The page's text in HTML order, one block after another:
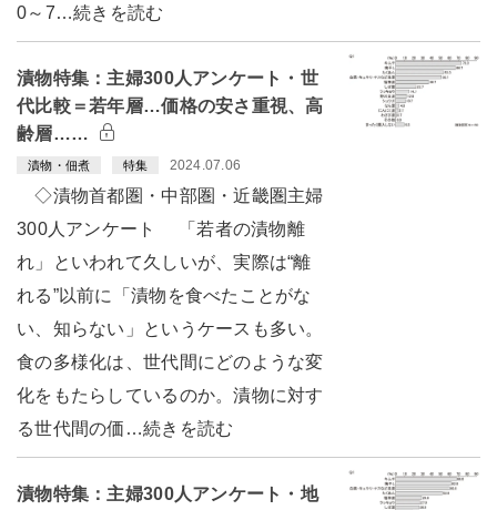
0～7…続きを読む
漬物特集：主婦300人アンケート・世
代比較＝若年層…価格の安さ重視、高
齢層……
漬物・佃煮 特集 2024.07.06
◇漬物首都圏・中部圏・近畿圏主婦
300人アンケート 「若者の漬物離
れ」といわれて久しいが、実際は“離
れる”以前に「漬物を食べたことがな
い、知らない」というケースも多い。
食の多様化は、世代間にどのような変
化をもたらしているのか。漬物に対す
る世代間の価…続きを読む
漬物特集：主婦300人アンケート・地